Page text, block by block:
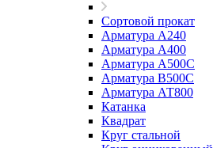
Сортовой прокат
Арматура А240
Арматура А400
Арматура А500C
Арматура В500С
Арматура АТ800
Катанка
Квадрат
Круг стальной